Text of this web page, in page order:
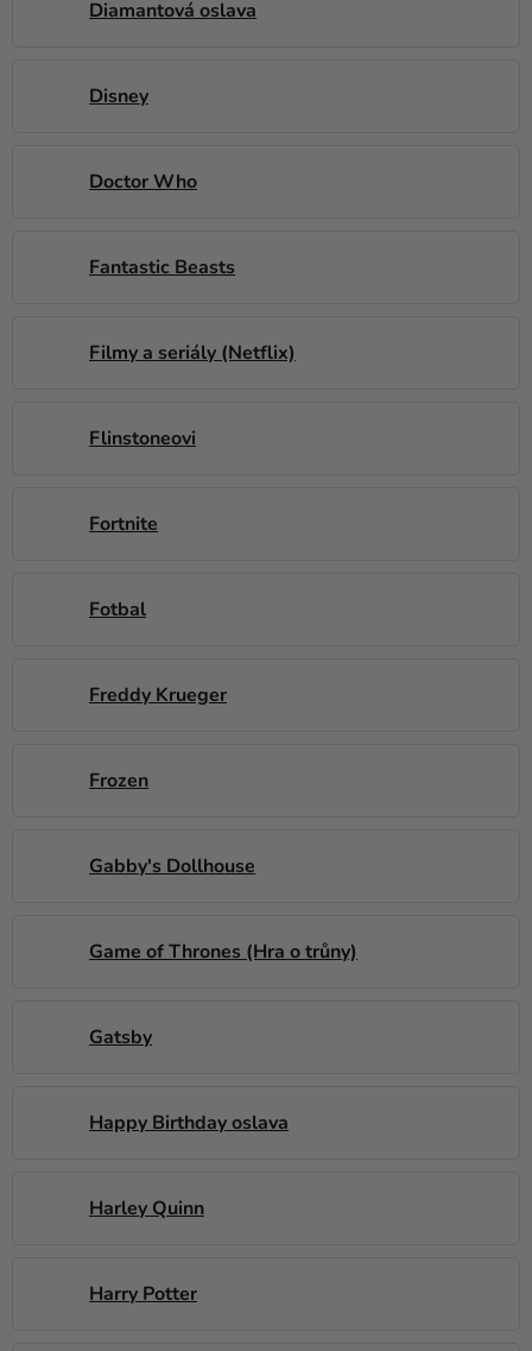
Diamantová oslava
Disney
Doctor Who
Fantastic Beasts
Filmy a seriály (Netflix)
Flinstoneovi
Fortnite
Fotbal
Freddy Krueger
Frozen
Gabby's Dollhouse
Game of Thrones (Hra o trůny)
Gatsby
Happy Birthday oslava
Harley Quinn
Harry Potter